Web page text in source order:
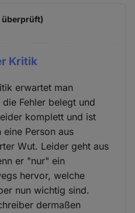
überprüft)
Kritik
erwartet man
Fehler belegt und
komplett und ist
eine Person aus
Wut. Leider geht aus
er "nur" ein
hervor, welche
nun wichtig sind.
dermaßen